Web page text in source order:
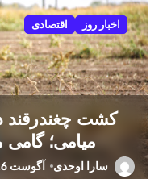
اخبار روز اقتصادی
میامی؛ گامی
سارا اوحدی آگوست 6, 2026